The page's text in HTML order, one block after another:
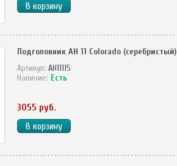
Подголовник AH 11 Colorado (серебристый)
Артикул: AH11115
Наличие: Есть
3055 руб.